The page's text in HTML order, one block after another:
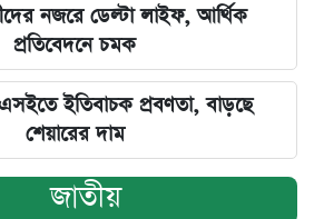
নজরে ডেল্টা লাইফ, আর্থিক
প্রতিবেদনে চমক
ইতিবাচক প্রবণতা, বাড়ছে
শেয়ারের দাম
জাতীয়